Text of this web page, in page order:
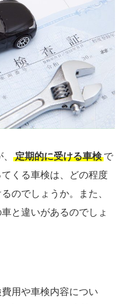
定期的に受ける車検 で
くる車検は、どの程度
のでしょうか。また、
と違いがあるのでしょ
用や車検内容につい